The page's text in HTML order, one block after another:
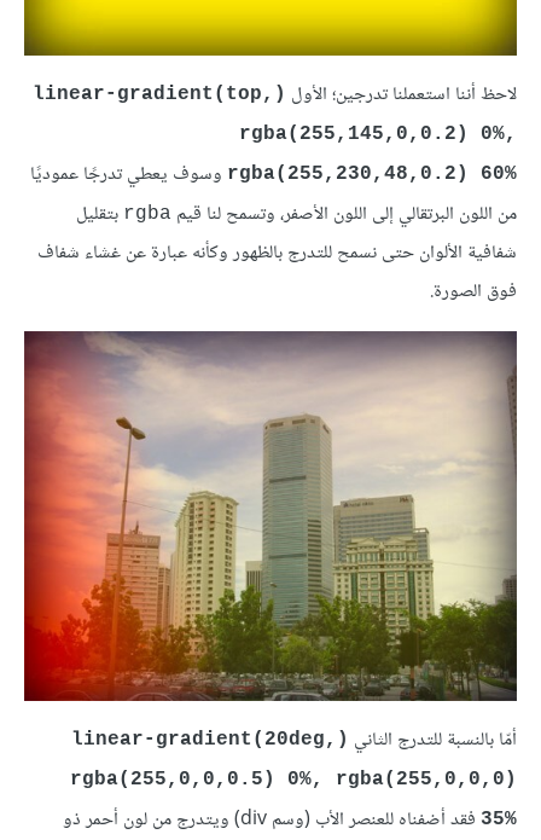
لاحظ أننا استعملنا تدرجين؛ الأول
(linear-gradient(top,
rgba(255,145,0,0.2) 0%,
rgba(255,230,48,0.2) 60% وسوف يعطي تدرجًا عموديًا
من اللون البرتقالي إلى اللون الأصفر، وتسمح لنا قيم rgba بتقليل
شفافية الألوان حتى نسمح للتدرج بالظهور وكأنه عبارة عن غشاء شفاف
فوق الصورة.
أمّا بالنسبة للتدرج الثاني
(linear-gradient(20deg,
rgba(255,0,0,0.5) 0%, rgba(255,0,0,0)
35%
فقد أضفناه للعنصر الأب (وسم div) ويتدرج من لون أحمر ذو